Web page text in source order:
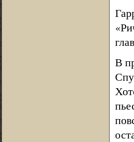
В